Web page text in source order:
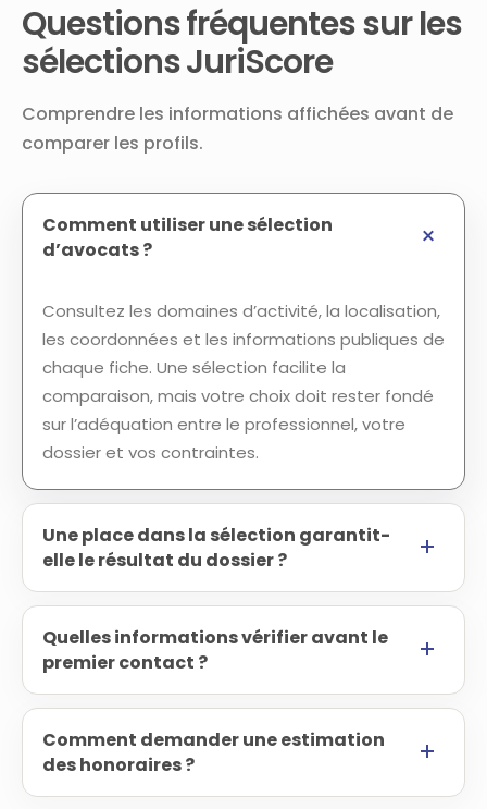
Questions fréquentes sur les
sélections JuriScore
Comprendre les informations affichées avant de
comparer les profils.
Comment utiliser une sélection
d’avocats ?
Consultez les domaines d’activité, la localisation,
les coordonnées et les informations publiques de
chaque fiche. Une sélection facilite la
comparaison, mais votre choix doit rester fondé
sur l’adéquation entre le professionnel, votre
dossier et vos contraintes.
Une place dans la sélection garantit-
elle le résultat du dossier ?
Quelles informations vérifier avant le
premier contact ?
Comment demander une estimation
des honoraires ?